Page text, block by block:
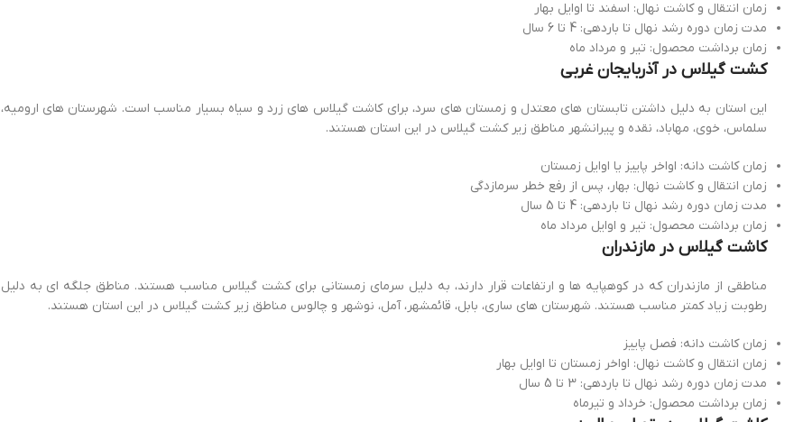
زمان انتقال و کاشت نهال: اسفند تا اوایل بهار
مدت زمان دوره رشد نهال تا باردهی: 4 تا 6 سال
زمان برداشت محصول: تیر و مرداد ماه
کشت گیلاس در آذربایجان غربی
این استان به دلیل داشتن تابستان های معتدل و زمستان های سرد، برای کاشت گیلاس های زرد و سیاه بسیار مناسب است. شهرستان های ارومیه،
سلماس، خوی، مهاباد، نقده و پیرانشهر مناطق زیر کشت گیلاس در این استان هستند.
زمان کاشت دانه: اواخر پاییز یا اوایل زمستان
زمان انتقال و کاشت نهال: بهار، پس از رفع خطر سرمازدگی
مدت زمان دوره رشد نهال تا باردهی: 4 تا 5 سال
زمان برداشت محصول: تیر و اوایل مرداد ماه
کاشت گیلاس در مازندران
مناطقی از مازندران که در کوهپایه ها و ارتفاعات قرار دارند، به دلیل سرمای زمستانی برای کشت گیلاس مناسب هستند. مناطق جلگه ای به دلیل
رطوبت زیاد کمتر مناسب هستند. شهرستان های ساری، بابل، قائمشهر، آمل، نوشهر و چالوس مناطق زیر کشت گیلاس در این استان هستند.
زمان کاشت دانه: فصل پاییز
زمان انتقال و کاشت نهال: اواخر زمستان تا اوایل بهار
مدت زمان دوره رشد نهال تا باردهی: 3 تا 5 سال
زمان برداشت محصول: خرداد و تیرماه